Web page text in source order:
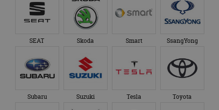
SEAT Skoda Smart SsangYong
Subaru Suzuki Tesla Toyota